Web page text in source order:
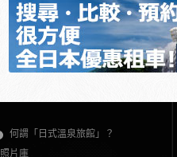
何謂「日式溫泉旅館」？
照片庫